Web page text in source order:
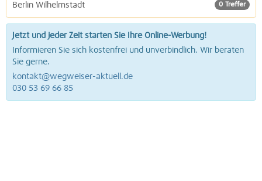
0 Treffer
Berlin Wilhelmstadt
Jetzt und jeder Zeit starten Sie Ihre Online-Werbung!
Informieren Sie sich kostenfrei und unverbindlich. Wir beraten
Sie gerne.
kontakt@wegweiser-aktuell.de
030 53 69 66 85